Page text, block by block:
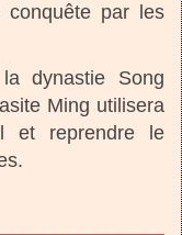
par les
dynastie Song
Ming utilisera
et reprendre le